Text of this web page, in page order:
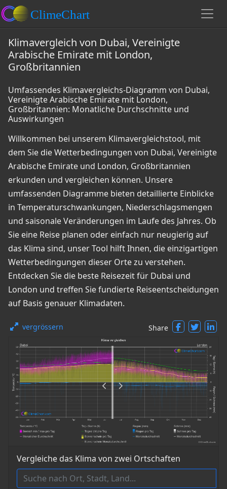
Klimavergleich von Dubai, Vereinigte
Arabische Emirate mit London,
Großbritannien
Umfassendes Klimavergleichs-Diagramm von Dubai,
Vereinigte Arabische Emirate mit London,
Großbritannien: Monatliche Durchschnitte und
Auswirkungen
Willkommen bei unserem Klimavergleichstool, mit
dem Sie die Wetterbedingungen von Dubai, Vereinigte
Arabische Emirate und London, Großbritannien
erkunden und vergleichen können. Unsere
umfassenden Diagramme bieten detaillierte Einblicke
in Temperaturschwankungen, Niederschlagsmengen
und saisonale Veränderungen im Laufe des Jahres. Ob
Sie eine Reise planen oder einfach nur neugierig auf
das Klima sind, unser Tool hilft Ihnen, die einzigartigen
Wetterbedingungen dieser Orte zu verstehen.
Entdecken Sie die beste Reisezeit für Dubai und
London und treffen Sie fundierte Reiseentscheidungen
auf Basis genauer Klimadaten.
vergrössern Share
Vergleiche das Klima von zwei Ortschaften